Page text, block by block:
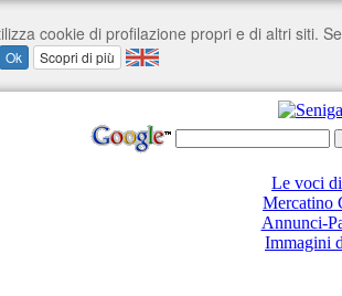
Le voci
Mercatino
Annunci-
Immagini